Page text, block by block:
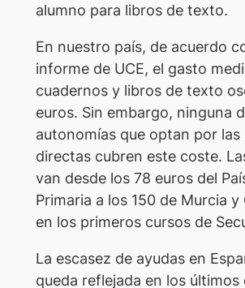
alumno para libros de texto.
En nuestro país, de acuerdo
informe de UCE, el gasto
cuadernos y libros de texto
euros. Sin embargo, ninguna
autonomías que optan por las
directas cubren este coste.
van desde los 78 euros del
Primaria a los 150 de Murcia y
en los primeros cursos de
La escasez de ayudas en
queda reflejada en los últimos